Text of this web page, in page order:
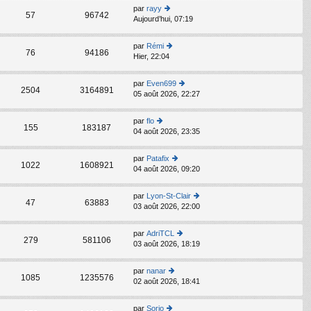
le
d
er
ni
er
e
s
s
57 96742
par rayy
o
ult
er
le
d
er
er
e
s
s
a
e
Aujourd’hui, 07:19
76 94186
par Rémi
o
ult
er
le
er
er
m
e
s
s
a
e
Hier, 22:04
2504 3164891
par Even699
o
er
le
er
er
m
e
s
s
a
e
05 août 2026, 22:27
155 183187
par flo
o
ult
er
le
d
er
er
m
e
s
a
e
04 août 2026, 23:35
1022 1608921
par Patafix
o
ult
er
le
er
er
m
e
s
04 août 2026, 09:20
47 63883
par Lyon-St-Clair
o
er
le
er
er
03 août 2026, 22:00
279 581106
par AdriTCL
o
er
le
03 août 2026, 18:19
1085 1235576
par nanar
o
02 août 2026, 18:41
par Sorio